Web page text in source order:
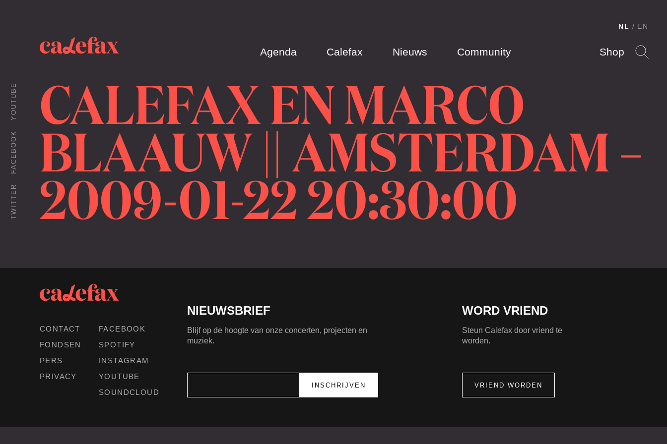
Agenda Calefax Nieuws Community Shop
NL EN
TWITTER
FACEBOOK
YOUTUBE CALEFAX EN MARCO
BLAAUW || AMSTERDAM –
2009-01-22 20:30:00
CONTACT
FONDSEN
PERS
PRIVACY
FACEBOOK
SPOTIFY
INSTAGRAM
YOUTUBE
SOUNDCLOUD
NIEUWSBRIEF
Blijf op de hoogte van onze concerten, projecten en
muziek.
WORD VRIEND
Steun Calefax door vriend te
worden.
VRIEND WORDEN